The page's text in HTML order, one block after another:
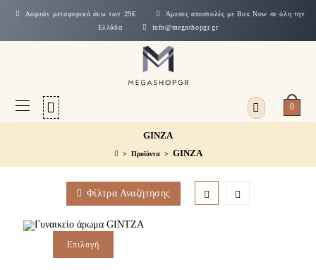
Δωρεάν μεταφορικά άνω των 29€
Άμεσες αποστολές με Box Now σε όλη την
Ελλάδα
info@megashopgr.gr
0
GINZA
> Προϊόντα > GINZA
Φίλτρα Αναζήτησης
Επιλογή